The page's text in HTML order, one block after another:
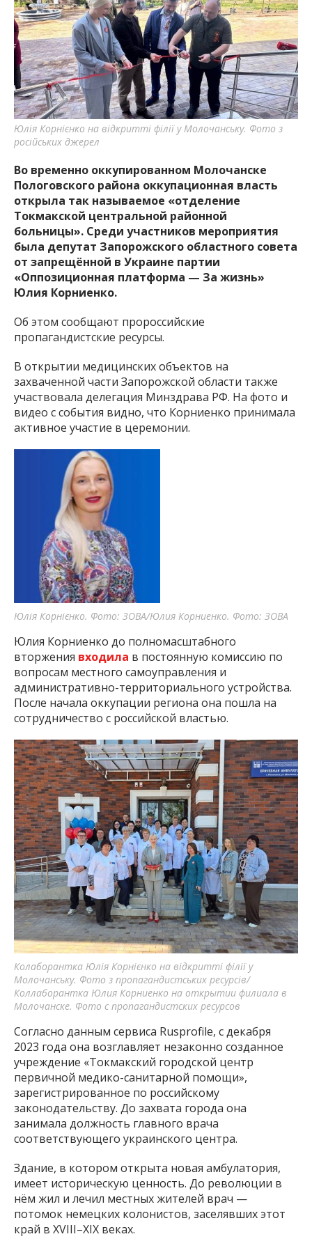
важную информацию о событиях
города Запорожья и области.
Юлія Корнієнко на відкритті філії у Молочанську. Фото з
російських джерел
Во временно оккупированном Молочанске
Пологовского района оккупационная власть
открыла так называемое «отделение
Токмакской центральной районной
больницы». Среди участников мероприятия
была депутат Запорожского областного совета
от запрещённой в Украине партии
«Оппозиционная платформа — За жизнь»
Юлия Корниенко.
Об этом сообщают пророссийские
пропагандистские ресурсы.
В открытии медицинских объектов на
захваченной части Запорожской области также
участвовала делегация Минздрава РФ. На фото и
видео с события видно, что Корниенко принимала
активное участие в церемонии.
Юлія Корнієнко. Фото: ЗОВА/Юлия Корниенко. Фото: ЗОВА
Юлия Корниенко до полномасштабного
вторжения входила в постоянную комиссию по
вопросам местного самоуправления и
административно-территориального устройства.
После начала оккупации региона она пошла на
сотрудничество с российской властью.
Колаборантка Юлія Корнієнко на відкритті філії у
Молочанську. Фото з пропагандистських ресурсів/
Коллаборантка Юлия Корниенко на открытии филиала в
Молочанске. Фото с пропагандистских ресурсов
Согласно данным сервиса Rusprofile, с декабря
2023 года она возглавляет незаконно созданное
учреждение «Токмакский городской центр
первичной медико-санитарной помощи»,
зарегистрированное по российскому
законодательству. До захвата города она
занимала должность главного врача
соответствующего украинского центра.
Здание, в котором открыта новая амбулатория,
имеет историческую ценность. До революции в
нём жил и лечил местных жителей врач —
потомок немецких колонистов, заселявших этот
край в XVIII–XIX веках.